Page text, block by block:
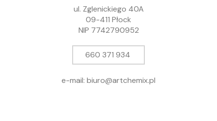
ul. Zglenickiego 40A
09-411 Płock
NIP 7742790952
660 371 934
e-mail: biuro@artchemix.pl